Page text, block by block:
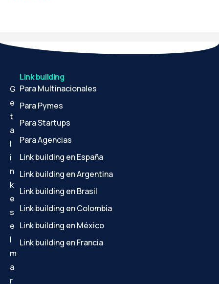
G
e
t
a
l
i
n
k
e
s
e
l
m
a
r
Link building
Para Multinacionales
Para Pymes
Para Startups
Para Agencias
Link building en España
Link building en Argentina
Link building en Brasil
Link building en Colombia
Link building en México
Link building en Francia